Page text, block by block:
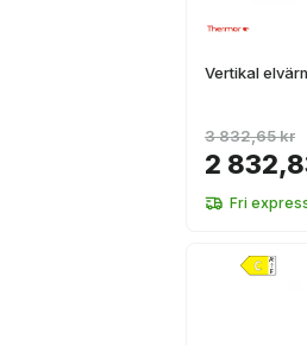
Vertikal
2
3 832,65 kr
Fri